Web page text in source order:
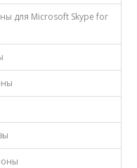
для Microsoft Skype for